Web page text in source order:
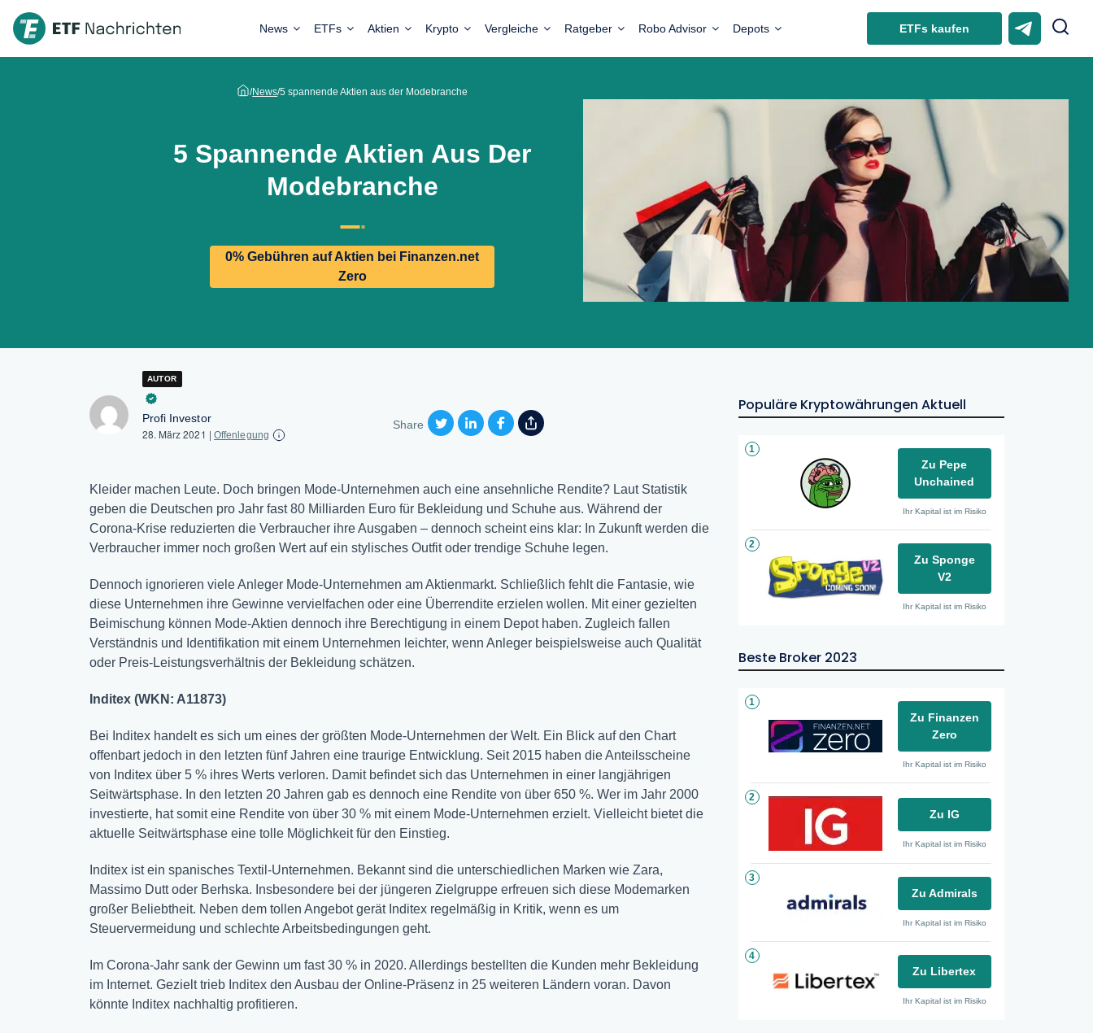
News ETFs Aktien Krypto Vergleiche Ratgeber Robo Advisor Depots ETFs kaufen
/News/5 spannende Aktien aus der Modebranche
5 Spannende Aktien Aus Der
Modebranche
0% Gebühren auf Aktien bei Finanzen.net
Zero
AUTOR
Profi Investor
28. März 2021 | Offenlegung
Share
Kleider machen Leute. Doch bringen Mode-Unternehmen auch eine ansehnliche Rendite? Laut Statistik
geben die Deutschen pro Jahr fast 80 Milliarden Euro für Bekleidung und Schuhe aus. Während der
Corona-Krise reduzierten die Verbraucher ihre Ausgaben – dennoch scheint eins klar: In Zukunft werden die
Verbraucher immer noch großen Wert auf ein stylisches Outfit oder trendige Schuhe legen.
Dennoch ignorieren viele Anleger Mode-Unternehmen am Aktienmarkt. Schließlich fehlt die Fantasie, wie
diese Unternehmen ihre Gewinne vervielfachen oder eine Überrendite erzielen wollen. Mit einer gezielten
Beimischung können Mode-Aktien dennoch ihre Berechtigung in einem Depot haben. Zugleich fallen
Verständnis und Identifikation mit einem Unternehmen leichter, wenn Anleger beispielsweise auch Qualität
oder Preis-Leistungsverhältnis der Bekleidung schätzen.
Inditex (WKN: A11873)
Bei Inditex handelt es sich um eines der größten Mode-Unternehmen der Welt. Ein Blick auf den Chart
offenbart jedoch in den letzten fünf Jahren eine traurige Entwicklung. Seit 2015 haben die Anteilsscheine
von Inditex über 5 % ihres Werts verloren. Damit befindet sich das Unternehmen in einer langjährigen
Seitwärtsphase. In den letzten 20 Jahren gab es dennoch eine Rendite von über 650 %. Wer im Jahr 2000
investierte, hat somit eine Rendite von über 30 % mit einem Mode-Unternehmen erzielt. Vielleicht bietet die
aktuelle Seitwärtsphase eine tolle Möglichkeit für den Einstieg.
Inditex ist ein spanisches Textil-Unternehmen. Bekannt sind die unterschiedlichen Marken wie Zara,
Massimo Dutt oder Berhska. Insbesondere bei der jüngeren Zielgruppe erfreuen sich diese Modemarken
großer Beliebtheit. Neben dem tollen Angebot gerät Inditex regelmäßig in Kritik, wenn es um
Steuervermeidung und schlechte Arbeitsbedingungen geht.
Im Corona-Jahr sank der Gewinn um fast 30 % in 2020. Allerdings bestellten die Kunden mehr Bekleidung
im Internet. Gezielt trieb Inditex den Ausbau der Online-Präsenz in 25 weiteren Ländern voran. Davon
könnte Inditex nachhaltig profitieren.
Populäre Kryptowährungen Aktuell
1
Zu Pepe
Unchained
Ihr Kapital ist im Risiko
2
Zu Sponge
V2
Ihr Kapital ist im Risiko
Beste Broker 2023
1
Zu Finanzen
Zero
Ihr Kapital ist im Risiko
2
Zu IG
Ihr Kapital ist im Risiko
3
Zu Admirals
Ihr Kapital ist im Risiko
4
Zu Libertex
Ihr Kapital ist im Risiko